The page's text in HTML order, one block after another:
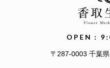
OPEN :
〒287-0003 千葉